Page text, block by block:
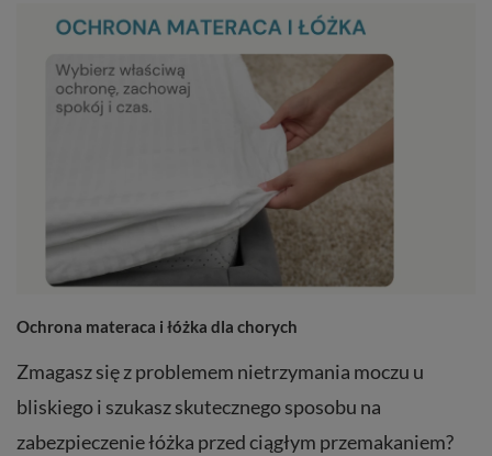
Ochrona materaca i łóżka dla chorych
Zmagasz się z problemem nietrzymania moczu u
bliskiego i szukasz skutecznego sposobu na
zabezpieczenie łóżka przed ciągłym przemakaniem?